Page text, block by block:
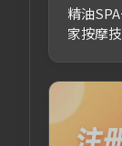
精油
家按摩